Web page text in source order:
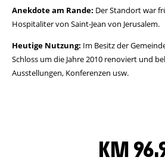
Anekdote am Rande: Der Standort war
Hospitaliter von Saint-Jean von Jerusalem.
Heutige Nutzung: Im Besitz der
Schloss um die Jahre 2010 renoviert und
Ausstellungen, Konferenzen usw.
KM